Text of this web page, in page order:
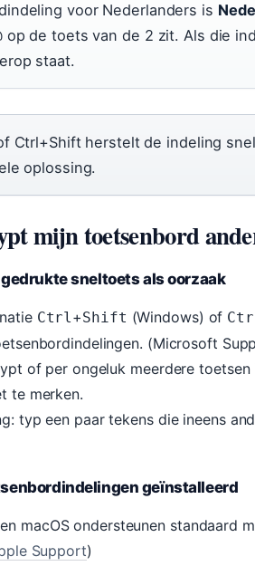
voor Nederlanders is
op de toets van de 2 zit. Als die
staat.
Ctrl+Shift herstelt de indeling
oplossing.
mijn toetsenbord
sneltoets als oorzaak
Ctrl+Shift (Windows) of
(Microsoft
of per ongeluk meerdere
te merken.
typ een paar tekens die ineens
geïnstalleerd
macOS ondersteunen standaard
Support)